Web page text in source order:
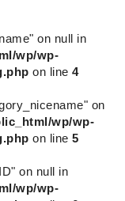
on null in
wp/wp-
on line4
on
wp/wp-
on line5
on null in
wp/wp-